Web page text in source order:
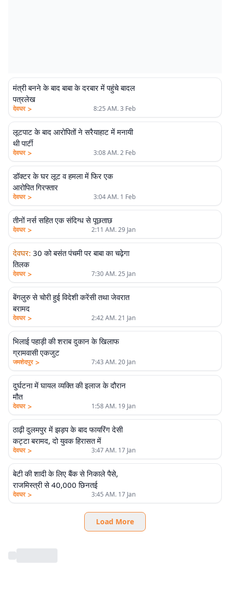
मंत्री बनने के बाद बाबा के दरबार में पहुंचे बादल
पत्रलेख
देवघर > 8:25 AM. 3 Feb
लूटपाट के बाद आरोपितों ने सरैयाहाट में मनायी
थी पार्टी
देवघर > 3:08 AM. 2 Feb
डॉक्टर के घर लूट व हमला में फिर एक
आरोपित गिरफ्तार
देवघर > 3:04 AM. 1 Feb
तीनों नर्स सहित एक संदिग्ध से पूछताछ
देवघर > 2:11 AM. 29 Jan
देवघर: 30 को बसंत पंचमी पर बाबा का चढ़ेगा
तिलक
देवघर > 7:30 AM. 25 Jan
बेंगलुरु से चोरी हुई विदेशी करेंसी तथा जेवरात
बरामद
देवघर > 2:42 AM. 21 Jan
भिलाई पहाड़ी की शराब दुकान के खिलाफ
ग्रामवासी एकजुट
जमशेदपुर > 7:43 AM. 20 Jan
दुर्घटना में घायल व्यक्ति की इलाज के दौरान
मौत
देवघर > 1:58 AM. 19 Jan
ठाढ़ी दुलमपुर में झड़प के बाद फायरिंग देसी
कट्टा बरामद, दो युवक हिरासत में
देवघर > 3:47 AM. 17 Jan
बेटी की शादी के लिए बैंक से निकाले पैसे,
राजमिस्त्री से 40,000 छिनतई
देवघर > 3:45 AM. 17 Jan
Load More